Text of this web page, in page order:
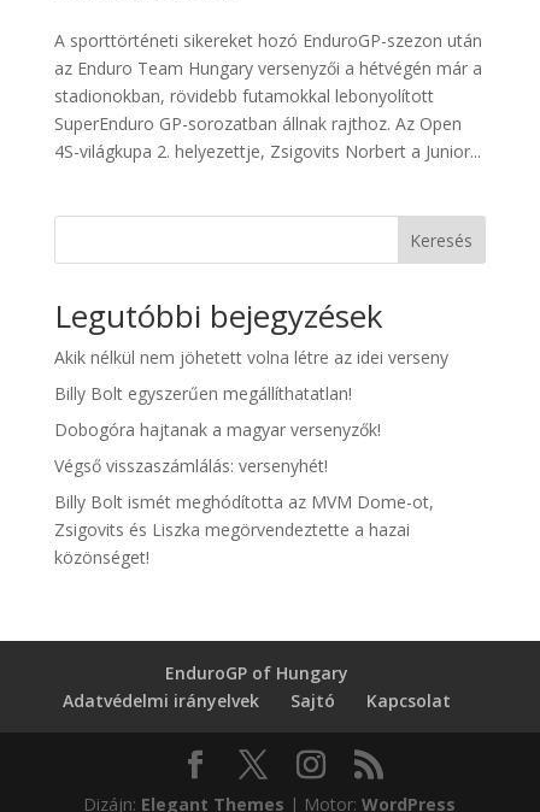
A sporttörténeti sikereket hozó EnduroGP-szezon után
az Enduro Team Hungary versenyzői a hétvégén már a
stadionokban, rövidebb futamokkal lebonyolított
SuperEnduro GP-sorozatban állnak rajthoz. Az Open
4S-világkupa 2. helyezettje, Zsigovits Norbert a Junior...
Keresés
Legutóbbi bejegyzések
Akik nélkül nem jöhetett volna létre az idei verseny
Billy Bolt egyszerűen megállíthatatlan!
Dobogóra hajtanak a magyar versenyzők!
Végső visszaszámlálás: versenyhét!
Billy Bolt ismét meghódította az MVM Dome-ot,
Zsigovits és Liszka megörvendeztette a hazai
közönséget!
EnduroGP of Hungary
Adatvédelmi irányelvek
Sajtó Kapcsolat
Dizájn: Elegant Themes | Motor:WordPress